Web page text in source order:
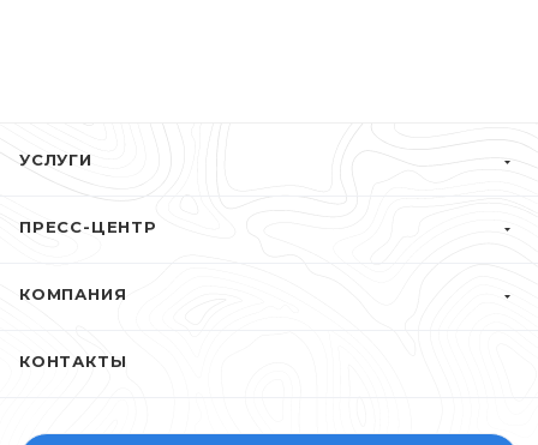
УСЛУГИ
ПРЕСС-ЦЕНТР
КОМПАНИЯ
КОНТАКТЫ